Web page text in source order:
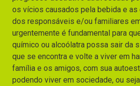
os vícios causados pela bebida e as
dos responsáveis e/ou familiares
urgentemente é fundamental para
químico ou alcoólatra possa sair da
que se encontra e volte a viver em
família e os amigos, com sua
podendo viver em sociedade, ou